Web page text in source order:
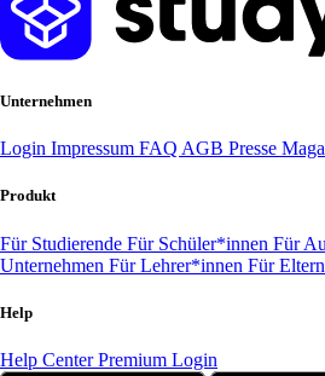
Unternehmen
Login Impressum FAQ AGB Presse
Produkt
Für Studierende Für Schüler*innen Für
Unternehmen Für Lehrer*innen Für Eltern
Help
Help CenterPremium Login